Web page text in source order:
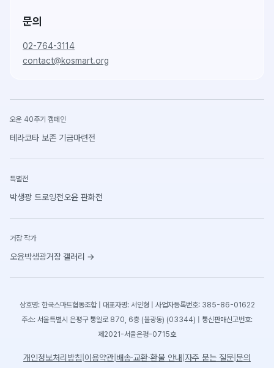
문의
02-764-3114
contact@kosmart.org
오윤 40주기 캠페인
테라코타 보존 기금마련전
특별전
박생광 드로잉전오윤 판화전
거장 작가
오윤박생광거장 갤러리 →
상호명: 한국스마트협동조합 | 대표자명: 서인형 | 사업자등록번호: 385-86-01622
주소: 서울특별시 은평구 통일로 870, 6층 (불광동) (03344) | 통신판매신고번호:
제2021-서울은평-0715호
개인정보처리방침 이용약관 배송·교환·환불 안내 자주 묻는 질문 문의